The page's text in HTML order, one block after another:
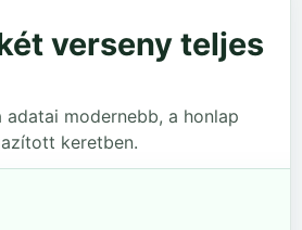
verseny teljes
modernebb, a honlap
keretben.